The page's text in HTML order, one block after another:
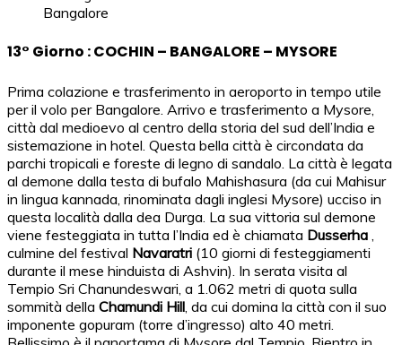
Bangalore
13° Giorno : COCHIN – BANGALORE – MYSORE
Prima colazione e trasferimento in aeroporto in tempo utile
per il volo per Bangalore. Arrivo e trasferimento a Mysore,
città dal medioevo al centro della storia del sud dell’India e
sistemazione in hotel. Questa bella città è circondata da
parchi tropicali e foreste di legno di sandalo. La città è legata
al demone dalla testa di bufalo Mahishasura (da cui Mahisur
in lingua kannada, rinominata dagli inglesi Mysore) ucciso in
questa località dalla dea Durga. La sua vittoria sul demone
viene festeggiata in tutta l’India ed è chiamata Dusserha
culmine del festival Navaratri (10 giorni di festeggiamenti
durante il mese hinduista di Ashvin). In serata visita al
Tempio Sri Chanundeswari, a 1.062 metri di quota sulla
sommità della Chamundi Hill , da cui domina la città con il suo
imponente gopuram (torre d’ingresso) alto 40 metri.